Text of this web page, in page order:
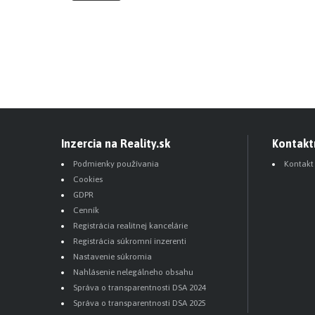
Inzercia na Reality.sk
Podmienky používania
Cookies
GDPR
Cenník
Registrácia realitnej kancelárie
Registrácia súkromní inzerenti
Nastavenie súkromia
Nahlásenie nelegálneho obsahu
Správa o transparentnosti DSA 2024
Správa o transparentnosti DSA 2025
Kontakt